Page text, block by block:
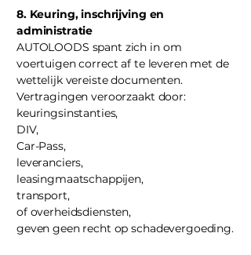
8. Keuring, inschrijving en
administratie
AUTOLOODS spant zich in om
voertuigen correct af te leveren met de
wettelijk vereiste documenten.
Vertragingen veroorzaakt door:
keuringsinstanties,
DIV,
Car-Pass,
leveranciers,
leasingmaatschappijen,
transport,
of overheidsdiensten,
geven geen recht op schadevergoeding.